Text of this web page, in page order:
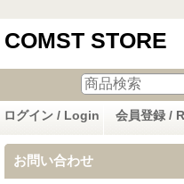
COMST STORE
ログイン / Login 会員登録 /
お問い合わせ